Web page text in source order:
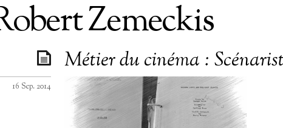
Zemeckis
Métier du cinéma :
16 Sep. 2014